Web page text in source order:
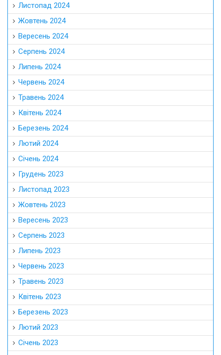
Листопад 2024
Жовтень 2024
Вересень 2024
Серпень 2024
Липень 2024
Червень 2024
Травень 2024
Квітень 2024
Березень 2024
Лютий 2024
Січень 2024
Грудень 2023
Листопад 2023
Жовтень 2023
Вересень 2023
Серпень 2023
Липень 2023
Червень 2023
Травень 2023
Квітень 2023
Березень 2023
Лютий 2023
Січень 2023